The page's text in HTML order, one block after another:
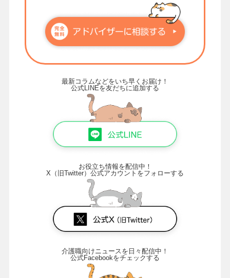
最新コラムなどをいち早くお届け！
公式LINEを友だちに追加する
お役立ち情報を配信中！
X（旧Twitter）公式アカウントをフォローする
介護職向けニュースを日々配信中！
公式Facebookをチェックする